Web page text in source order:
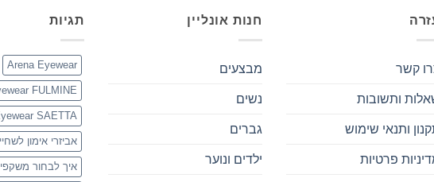
קשר
ותשובות
ותנאי שימוש
פרטיות
חנות אונליין
מבצעים
נשים
גברים
ילדים ונוער
תגיות
Arena Eyewear
FULMINE
SAETTA
אביזרי אימון
איך לבחור